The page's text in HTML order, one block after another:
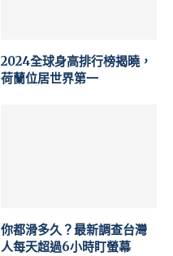
2024全球身高排行榜揭曉，
荷蘭位居世界第一
你都滑多久？最新調查台灣
人每天超過6小時盯螢幕